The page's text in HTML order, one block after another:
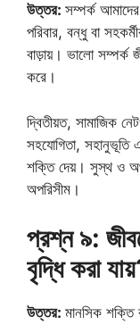
উত্তর: সম্পর্ক
পরিবার, বন্ধু বা
বাড়ায়। ভালো সম্পর্ক
করে।
দ্বিতীয়ত, সামাজিক
সহযোগিতা, সহানুভূতি
শক্তি দেয়। সুস্থ ও
অপরিসীম।
প্রশ্ন ৯:
বৃদ্ধি করা
উত্তর: মানসিক শক্তি